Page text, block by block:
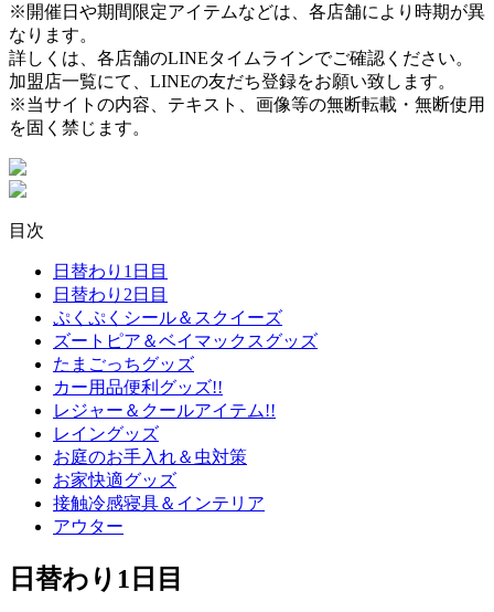
※開催日や期間限定アイテムなどは、各店舗により時期が異
なります。
詳しくは、各店舗のLINEタイムラインでご確認ください。
加盟店一覧にて、LINEの友だち登録をお願い致します。
※当サイトの内容、テキスト、画像等の無断転載・無断使用
を固く禁じます。
目次
日替わり1日目
日替わり2日目
ぷくぷくシール＆スクイーズ
ズートピア＆ベイマックスグッズ
たまごっちグッズ
カー用品便利グッズ!!
レジャー＆クールアイテム!!
レイングッズ
お庭のお手入れ＆虫対策
お家快適グッズ
接触冷感寝具＆インテリア
アウター
日替わり1日目